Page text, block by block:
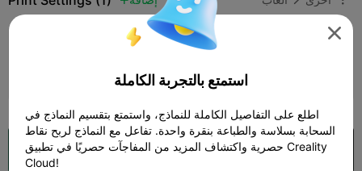
المؤلف  23h 21m 2 plates
فتح في Creality Cloud

استمتع بالتجربة الكاملة
اطلع على التفاصيل الكاملة للنماذج، واستمتع بتقسيم النماذج في
السحابة بسلاسة والطباعة بنقرة واحدة. تفاعل مع النماذج لربح نقاط
حصرية واكتشاف المزيد من المفاجآت حصريًا في تطبيق Creality
Cloud!